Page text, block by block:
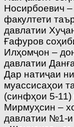
Носирбоевич
факултети
давлатии
Ғафуров
Илҳомҷон –
давлатии
Дар натиҷаи
муассисаҳои
(синфҳои 5-
Мирмуҳсин –
давлатии №1-и